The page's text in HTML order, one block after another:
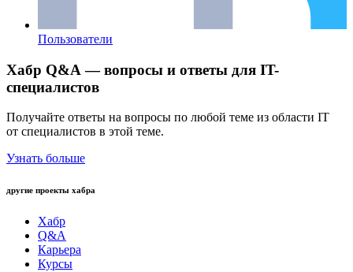
Пользователи
Хабр Q&A — вопросы и ответы для IT-
специалистов
Получайте ответы на вопросы по любой теме из области IT
от специалистов в этой теме.
Узнать больше
другие проекты хабра
Хабр
Q&A
Карьера
Курсы